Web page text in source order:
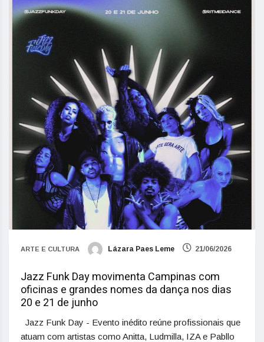
ARTE E CULTURA Lázara Paes Leme 21/06/2026
Jazz Funk Day movimenta Campinas com
oficinas e grandes nomes da dança nos dias
20 e 21 de junho
Jazz Funk Day - Evento inédito reúne profissionais que
atuam com artistas como Anitta, Ludmilla, IZA e Pabllo